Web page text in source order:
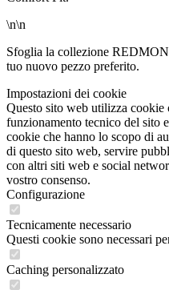
\n\n
Sfoglia la collezione
tuo nuovo pezzo preferito.
Impostazioni dei cookie
Questo sito web utilizza cookie
funzionamento tecnico del sito
cookie che hanno lo scopo di
di questo sito web, servire
con altri siti web e social
vostro consenso.
Configurazione
Tecnicamente necessario
Questi cookie sono necessari
Caching personalizzato